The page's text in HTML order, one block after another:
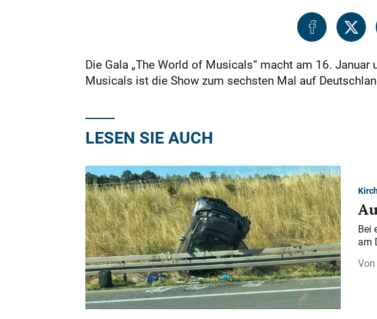
Die Gala „The World of Musicals“ macht am 16.
Musicals ist die Show zum sechsten Mal auf
LESEN SIE AUCH
Bei
am